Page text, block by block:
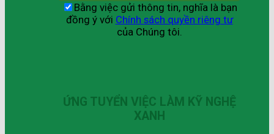
Bằng việc gửi thông tin, nghĩa là bạn
đồng ý với Chính sách quyền riêng tư
của Chúng tôi.
ỨNG TUYỂN VIỆC LÀM KỸ NGHỆ
XANH